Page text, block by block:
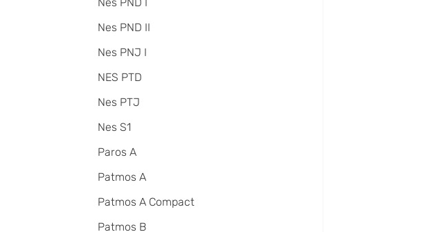
Nes PND II
Nes PNJ I
NES PTD
Nes PTJ
Nes S1
Paros A
Patmos A
Patmos A Compact
Patmos B